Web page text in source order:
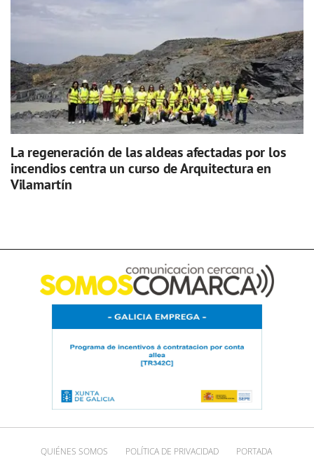
La regeneración de las aldeas afectadas por los
incendios centra un curso de Arquitectura en
Vilamartín
QUIÉNES SOMOS POLÍTICA DE PRIVACIDAD PORTADA